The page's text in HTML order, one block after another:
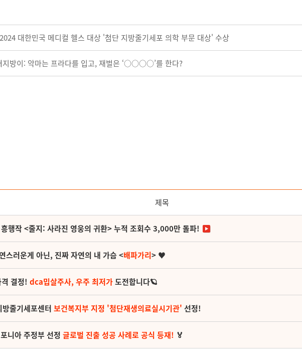
대한민국 메디컬 헬스 대상 '첨단 지방줄기세포 의학 부문 대상' 수상
지방이: 악마는 프라다를 입고, 재벌은 ‘○○○○’를 한다?
제목
행작 <줄지: 사라진 영웅의 귀환> 누적 조회수 3,000만 돌파!
스러운게 아닌, 진짜 자연의 내 가슴 <배파가리> ♥
결정! dca밉살주사, 우주 최저가도전합니다🪐
줄기세포센터 보건복지부 지정 '첨단재생의료실시기관' 선정!
니아 주정부 선정 글로벌 진출 성공 사례로 공식 등재! 🏅